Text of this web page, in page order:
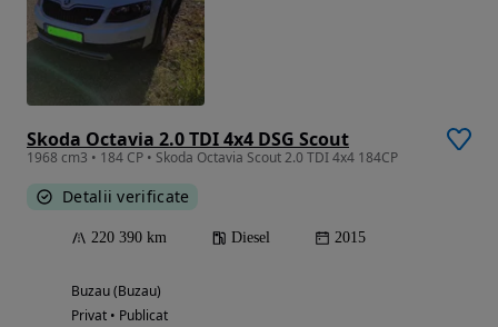
Skoda Octavia 2.0 TDI 4x4 DSG Scout
1968 cm3 • 184 CP • Skoda Octavia Scout 2.0 TDI 4x4 184CP
Detalii verificate
220 390 km Diesel 2015
Buzau (Buzau)
Privat • Publicat